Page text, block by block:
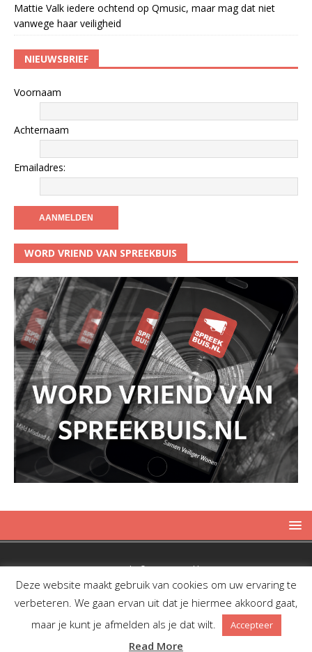
Mattie Valk iedere ochtend op Qmusic, maar mag dat niet
vanwege haar veiligheid
NIEUWSBRIEF
Voornaam
Achternaam
Emailadres:
WORD VRIEND VAN SPREEKBUIS
Copyright © 2019 Spreekbuis
Deze website maakt gebruik van cookies om uw ervaring te
verbeteren. We gaan ervan uit dat je hiermee akkoord gaat,
maar je kunt je afmelden als je dat wilt.
Accepteer
Read More